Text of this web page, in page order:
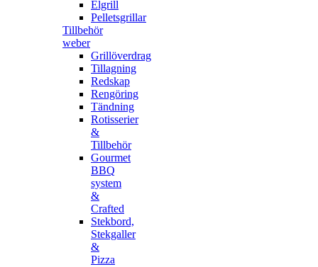
Elgrill
Pelletsgrillar
Tillbehör
weber
Grillöverdrag
Tillagning
Redskap
Rengöring
Tändning
Rotisserier
&
Tillbehör
Gourmet
BBQ
system
&
Crafted
Stekbord,
Stekgaller
&
Pizza